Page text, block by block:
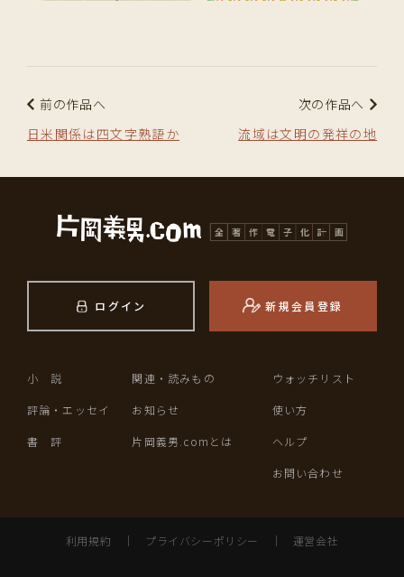
前の作品へ
日米関係は四文字熟語か
次の作品へ
流域は文明の発祥の地
ログイン 新規会員登録
小 説
評論・エッセイ
書 評
関連・読みもの
お知らせ
片岡義男.comとは
ウォッチリスト
使い方
ヘルプ
お問い合わせ
利用規約 ｜ プライバシーポリシー ｜ 運営会社